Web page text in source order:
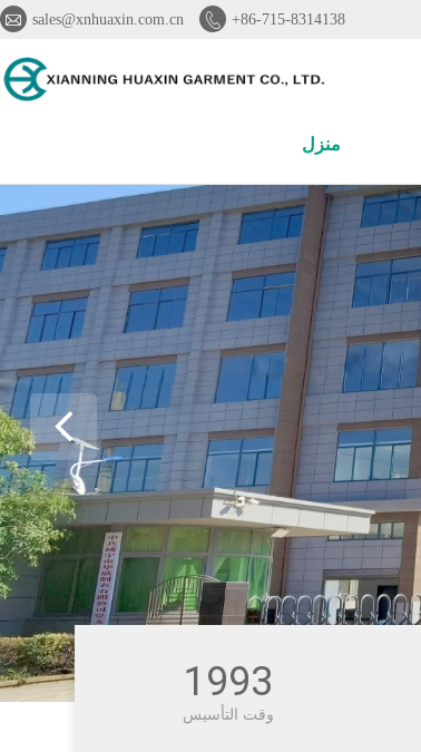
 sales@xnhuaxin.com.cn  +86-715-8314138
منزل
1993
وقت التأسيس